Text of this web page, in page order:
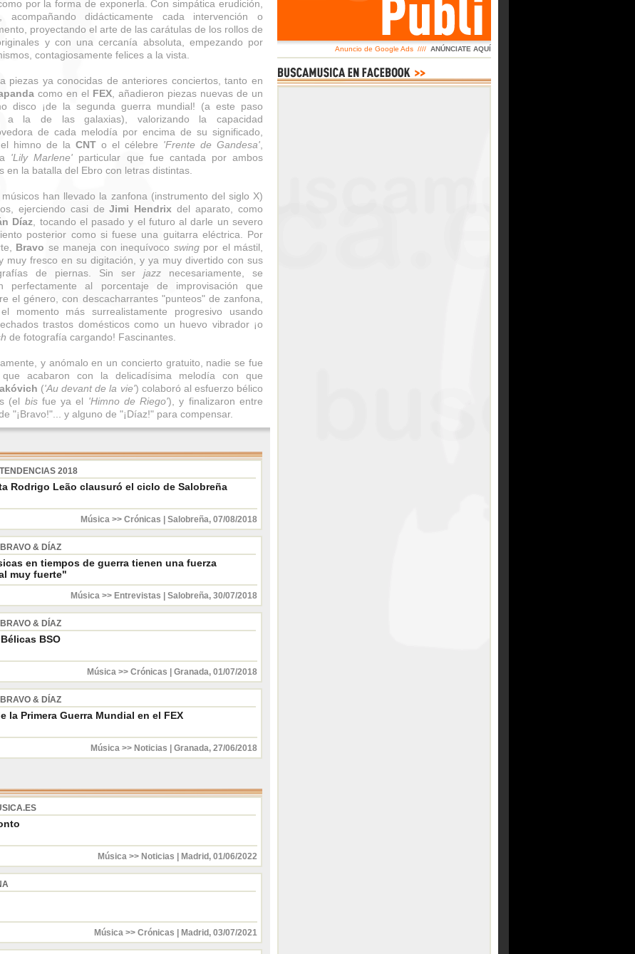
por la forma de exponerla. Con simpática erudición,
acompañando didácticamente cada intervención o
proyectando el arte de las carátulas de los rollos de
y con una cercanía absoluta, empezando por
contagiosamente felices a la vista.
piezas ya conocidas de anteriores conciertos, tanto en
como en el FEX , añadieron piezas nuevas de un
disco ¡de la segunda guerra mundial! (a este paso
a la de las galaxias), valorizando la capacidad
de cada melodía por encima de su significado,
himno de la CNT o el célebre 'Frente de Gandesa'
'Lily Marlene' particular que fue cantada por ambos
en la batalla del Ebro con letras distintas.
músicos han llevado la zanfona (instrumento del siglo X)
ejerciendo casi deJimi Hendrix del aparato, como
Díaz , tocando el pasado y el futuro al darle un severo
posterior como si fuese una guitarra eléctrica. Por
Bravo se maneja con inequívoco swingpor el mástil,
muy fresco en su digitación, y ya muy divertido con sus
de piernas. Sin ser jazz necesariamente, se
perfectamente al porcentaje de improvisación que
el género, con descacharrantes "punteos" de zanfona,
momento más surrealistamente progresivo usando
trastos domésticos como un huevo vibrador ¡o
de fotografía cargando! Fascinantes.
y anómalo en un concierto gratuito, nadie se fue
que acabaron con la delicadísima melodía con que
('Au devant de la vie') colaboró al esfuerzo bélico
(el bisfue ya el 'Himno de Riego'), y finalizaron entre
"¡Bravo!"... y alguno de "¡Díaz!" para compensar.
2018
Rodrigo Leão clausuró el ciclo de Salobreña
Música >> Crónicas Salobreña, 07/08/2018
& DÍAZ
en tiempos de guerra tienen una fuerza
muy fuerte"
Música >> Entrevistas Salobreña, 30/07/2018
& DÍAZ
BSO
Música >> Crónicas Granada, 01/07/2018
& DÍAZ
la Primera Guerra Mundial en el FEX
Música >> Noticias Granada, 27/06/2018
Música >> Noticias Madrid , 01/06/2022
Música >> Crónicas Madrid , 03/07/2021
Anuncio de Google Ads //// ANÚNCIATE AQUÍ